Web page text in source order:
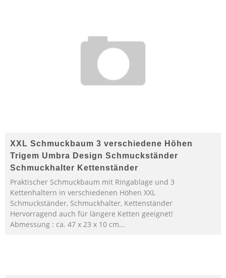
XXL Schmuckbaum 3 verschiedene Höhen
Trigem Umbra Design Schmuckständer
Schmuckhalter Kettenständer
Praktischer Schmuckbaum mit Ringablage und 3
Kettenhaltern in verschiedenen Höhen XXL
Schmuckständer, Schmuckhalter, Kettenständer
Hervorragend auch für längere Ketten geeignet!
Abmessung : ca. 47 x 23 x 10 cm...